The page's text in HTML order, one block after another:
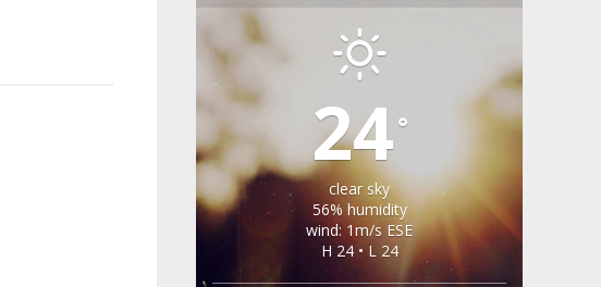
24°
clear sky
56% humidity
wind: 1m/s ESE
H 24 • L 24